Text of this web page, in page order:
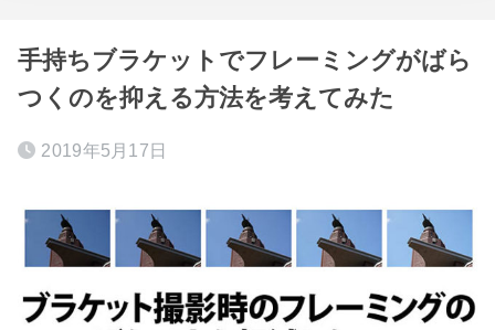
手持ちブラケットでフレーミングがばら
つくのを抑える方法を考えてみた
2019年5月17日